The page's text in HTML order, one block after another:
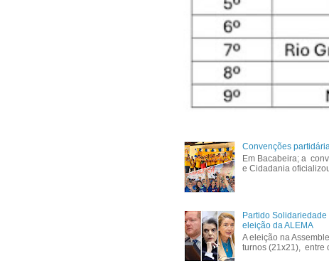
Convenções
Em Bacabeira; a
e Cidadania
Partido
eleição da ALEMA
A eleição na
turnos (21x21), entre